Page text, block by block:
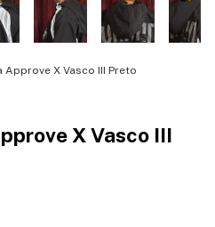
Approve X Vasco III Preto
X Vasco III